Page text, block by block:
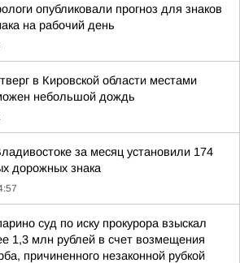
опубликовали прогноз для знаков
на рабочий день
в Кировской области местами
небольшой дождь
за месяц установили 174
дорожных знака
суд по иску прокурора взыскал
1,3 млн рублей в счет возмещения
причиненного незаконной рубкой